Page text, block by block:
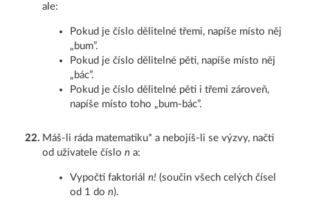
ale:
Pokud je číslo dělitelné třemi, napíše místo něj
„bum”.
Pokud je číslo dělitelné pěti, napíše místo něj
„bác”.
Pokud je číslo dělitelné pěti i třemi zároveň,
napíše místo toho „bum-bác”.
22. Máš-li ráda matematiku* a nebojíš-li se výzvy, načti
od uživatele číslon a:
Vypočti faktoriáln! (součin všech celých čísel
od 1 don).